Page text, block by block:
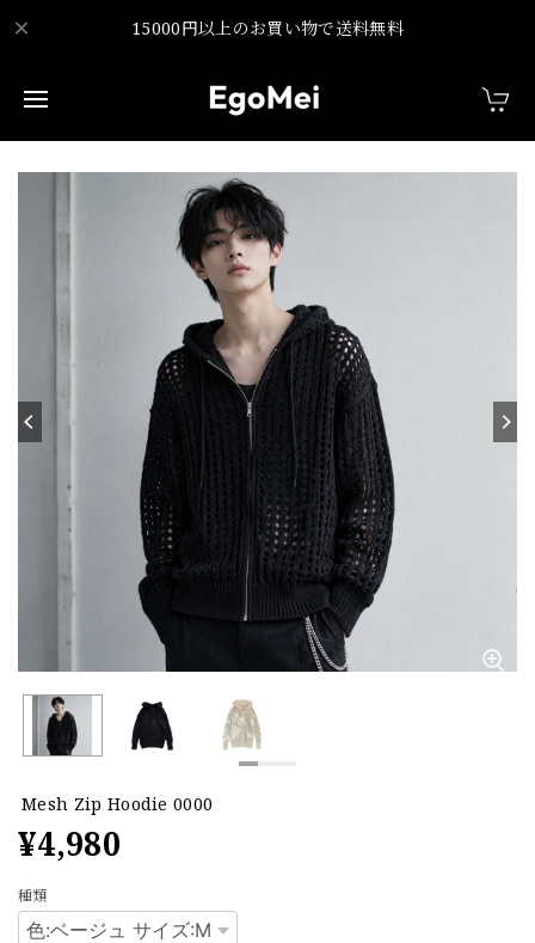
15000円以上のお買い物で送料無料
Mesh Zip Hoodie 0000
¥4,980
種類